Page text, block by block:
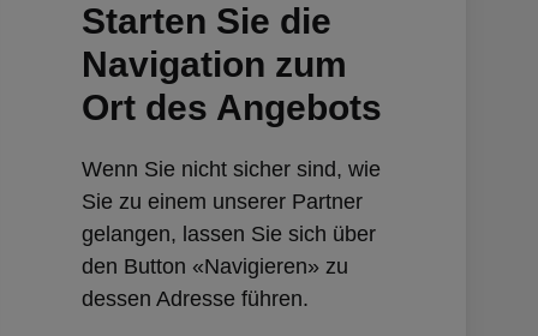
Starten Sie die
Navigation zum
Ort des Angebots
Wenn Sie nicht sicher sind, wie
Sie zu einem unserer Partner
gelangen, lassen Sie sich über
den Button «Navigieren» zu
dessen Adresse führen.